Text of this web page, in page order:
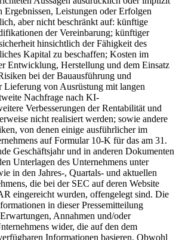
Ergebnissen, Leistungen oder Erfolgen
aber nicht beschränkt auf: künftige
der Vereinbarung; künftiger
hinsichtlich der Fähigkeit des
Kapital zu beschaffen; Kosten im
Entwicklung, Herstellung und dem Einsatz
bei der Bauausführung und
Lieferung von Ausrüstung mit langen
Nachfrage nach KI-
Verbesserungen der Rentabilität und
nicht realisiert werden; sowie andere
von denen einige ausführlicher im
auf Formular 10-K für das am 31.
Geschäftsjahr und in anderen Dokumenten
Unterlagen des Unternehmens unter
in den Jahres-, Quartals- und aktuellen
die bei der SEC auf deren Website
eingereicht wurden, offengelegt sind. Die
in dieser Pressemitteilung
Annahmen und/oder
wider, die auf den dem
Informationen basieren. Obwohl